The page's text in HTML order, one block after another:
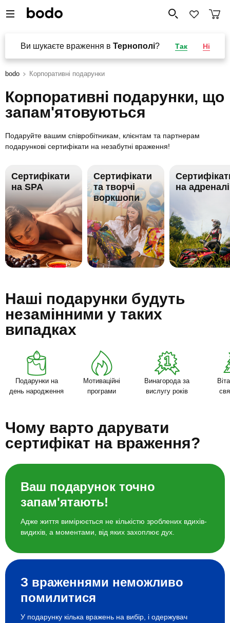
Ви шукаєте враження в Тернополі? Так Ні
bodo Корпоративні подарунки
Корпоративні подарунки, що
запам'ятовуються
Подаруйте вашим співробітникам, клієнтам та партнерам
подарункові сертифікати на незабутні враження!
Сертифікати
на SPA
Сертифікати
та творчі
воркшопи
на
Наші подарунки будуть
незамінними у таких
випадках
Подарунки на
день народження
Мотиваційні
програми
Винагорода за
вислугу років
Чому варто дарувати
сертифікат на враження?
Ваш подарунок точно
запам'ятають!
Адже життя вимірюється не кількістю зроблених вдихів-
видихів, а моментами, від яких захоплює дух.
З враженнями неможливо
помилитися
У подарунку кілька вражень на вибір, і одержувач